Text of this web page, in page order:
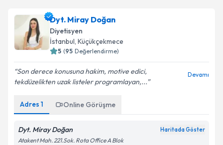
hazırlandığında e-posta ile bilgilendireceğiz.
E-posta Adresiniz
Kişisel verilerimin işlenmesine ilişkin
kapsamda işlenmesini kabul ediyorum.
Takvim Talebini Gönder
Dyt. Miray Doğan
Diyetisyen
İstanbul, Küçükçekmece
5 (95 Değerlendirme)
Son derece konusuna hakim, motive edici,
tekdüzelikten uzak listeler programlayan,...
Devamı
Adres 1 Online Görüşme
Dyt. Miray Doğan Haritada Göster
Atakent Mah. 221.Sok. Rota Office A Blok